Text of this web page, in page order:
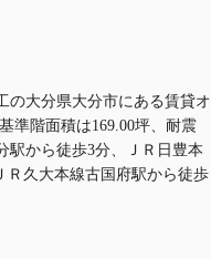
の大分県大分市にある賃貸オ
準階面積は169.00坪、耐震
駅から徒歩3分、ＪＲ日豊本
Ｒ久大本線古国府駅から徒歩